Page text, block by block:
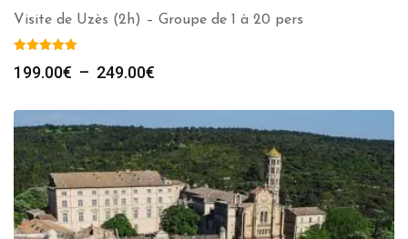
Visite de Uzès (2h) – Groupe de 1 à 20 pers
199.00€ – 249.00€
prix :
199.00€
à
249.00€